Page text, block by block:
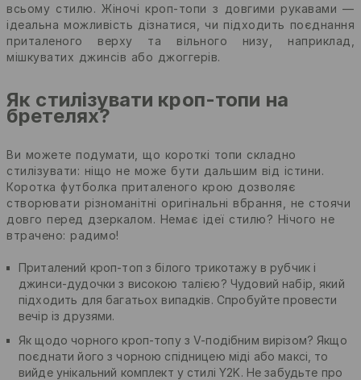
всьому стилю. Жіночі кроп-топи з довгими рукавами —
ідеальна можливість дізнатися, чи підходить поєднання
приталеного верху та вільного низу, наприклад,
мішкуватих джинсів або джоггерів.
Як стилізувати кроп-топи на
бретелях?
Ви можете подумати, що короткі топи складно
стилізувати: ніщо не може бути дальшим від істини.
Коротка футболка приталеного крою дозволяє
створювати різноманітні оригінальні вбрання, не стоячи
довго перед дзеркалом. Немає ідеї стилю? Нічого не
втрачено: радимо!
Приталений кроп-топ з білого трикотажу в рубчик і
джинси-дудочки з високою талією? Чудовий набір, який
підходить для багатьох випадків. Спробуйте провести
вечір із друзями.
Як щодо чорного кроп-топу з V-подібним вирізом? Якщо
поєднати його з чорною спідницею міді або максі, то
вийде унікальний комплект у стилі Y2K. Не забудьте про